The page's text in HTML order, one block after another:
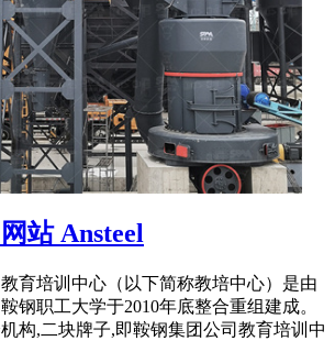
站 Ansteel
育培训中心（以下简称教培中心）是由
钢职工大学于2010年底整合重组建成。
构,二块牌子,即鞍钢集团公司教育培训中